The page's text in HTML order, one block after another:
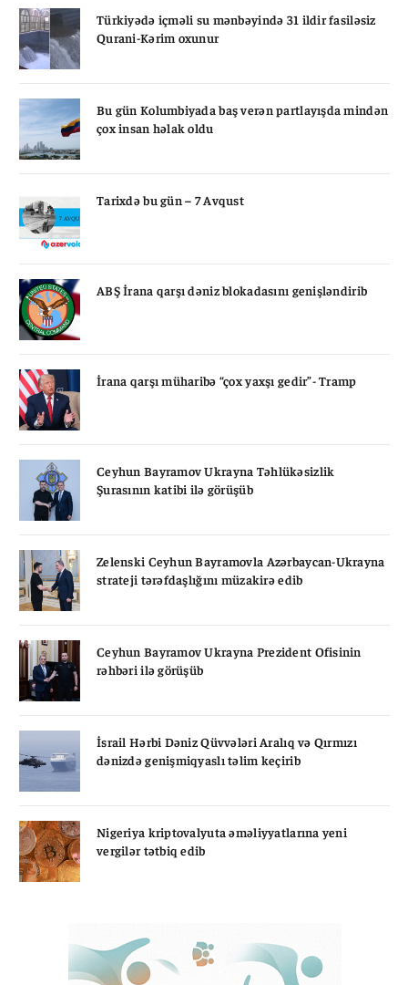
Türkiyədə içməli su mənbəyində 31 ildir fasiləsiz
Qurani-Kərim oxunur
Bu gün Kolumbiyada baş verən partlayışda mindən
çox insan həlak oldu
Tarixdə bu gün – 7 Avqust
ABŞ İrana qarşı dəniz blokadasını genişləndirib
İrana qarşı müharibə “çox yaxşı gedir”- Tramp
Ceyhun Bayramov Ukrayna Təhlükəsizlik
Şurasının katibi ilə görüşüb
Zelenski Ceyhun Bayramovla Azərbaycan-Ukrayna
strateji tərəfdaşlığını müzakirə edib
Ceyhun Bayramov Ukrayna Prezident Ofisinin
rəhbəri ilə görüşüb
İsrail Hərbi Dəniz Qüvvələri Aralıq və Qırmızı
dənizdə genişmiqyaslı təlim keçirib
Nigeriya kriptovalyuta əməliyyatlarına yeni
vergilər tətbiq edib